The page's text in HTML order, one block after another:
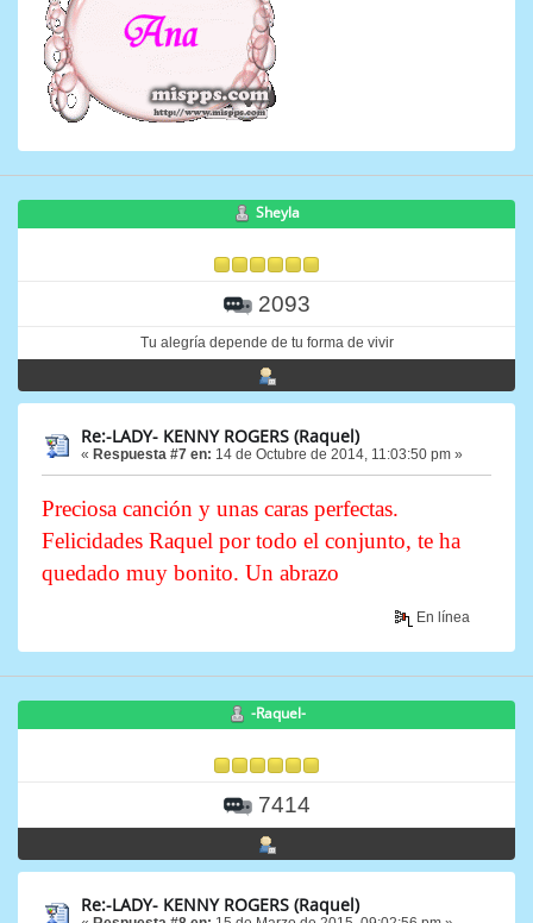
Sheyla
2093
Tu alegría depende de tu forma de vivir
Re:-LADY- KENNY ROGERS (Raquel)
« Respuesta #7 en: 14 de Octubre de 2014, 11:03:50 pm »
Preciosa canción y unas caras perfectas.
Felicidades Raquel por todo el conjunto, te ha
quedado muy bonito. Un abrazo
En línea
-Raquel-
7414
Re:-LADY- KENNY ROGERS (Raquel)